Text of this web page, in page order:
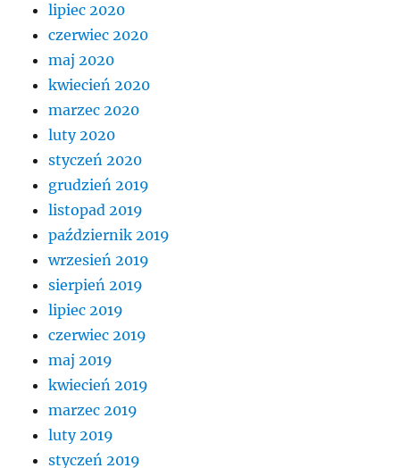
lipiec 2020
czerwiec 2020
maj 2020
kwiecień 2020
marzec 2020
luty 2020
styczeń 2020
grudzień 2019
listopad 2019
październik 2019
wrzesień 2019
sierpień 2019
lipiec 2019
czerwiec 2019
maj 2019
kwiecień 2019
marzec 2019
luty 2019
styczeń 2019